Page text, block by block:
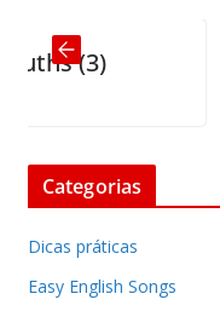
(3)
Categorias
Dicas práticas
Easy English Songs